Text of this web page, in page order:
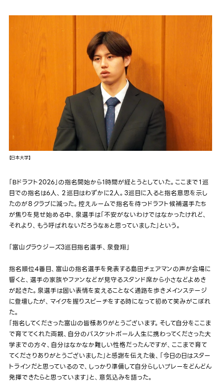
【日本大学】
「Bドラフト2026」の指名開始から1時間が経とうとしていた。ここまで１巡
目での指名は6人、２巡目はわずかに2人。3巡目に入ると指名意思を示し
たのが８クラブに減った。控えルームで指名を待つドラフト候補選手たち
が焦りを見せ始める中、泉選手は「不安がないわけではなかったけれど、
それより、もう呼ばれないだろうなぁと思っていました」という。
「富山グラウジーズ3巡目指名選手、泉登翔」
指名順位4番目、富山の指名選手を発表する島田チェアマンの声が会場に
響くと、選手の家族やファンなどが見守るスタンド席から小さなどよめき
が起きた。泉選手は固い表情を変えることなく通路を歩きメインステージ
に登壇したが、マイクを握りスピーチをする時になって初めて笑みがこぼれ
た。
「指名してくださった富山の皆様ありがとうございます。そして自分をここま
で育ててくれた両親、自分のバスケットボール人生に携わってくださった大
学までの方々、自分はなかなか難しい性格だったんですが、ここまで育て
てくださりありがとうございました」と感謝を伝えた後、「今日の日はスター
トラインだと思っているので、しっかり準備して自分らしいプレーをどんどん
発揮できたらと思っています」と、意気込みを語った。